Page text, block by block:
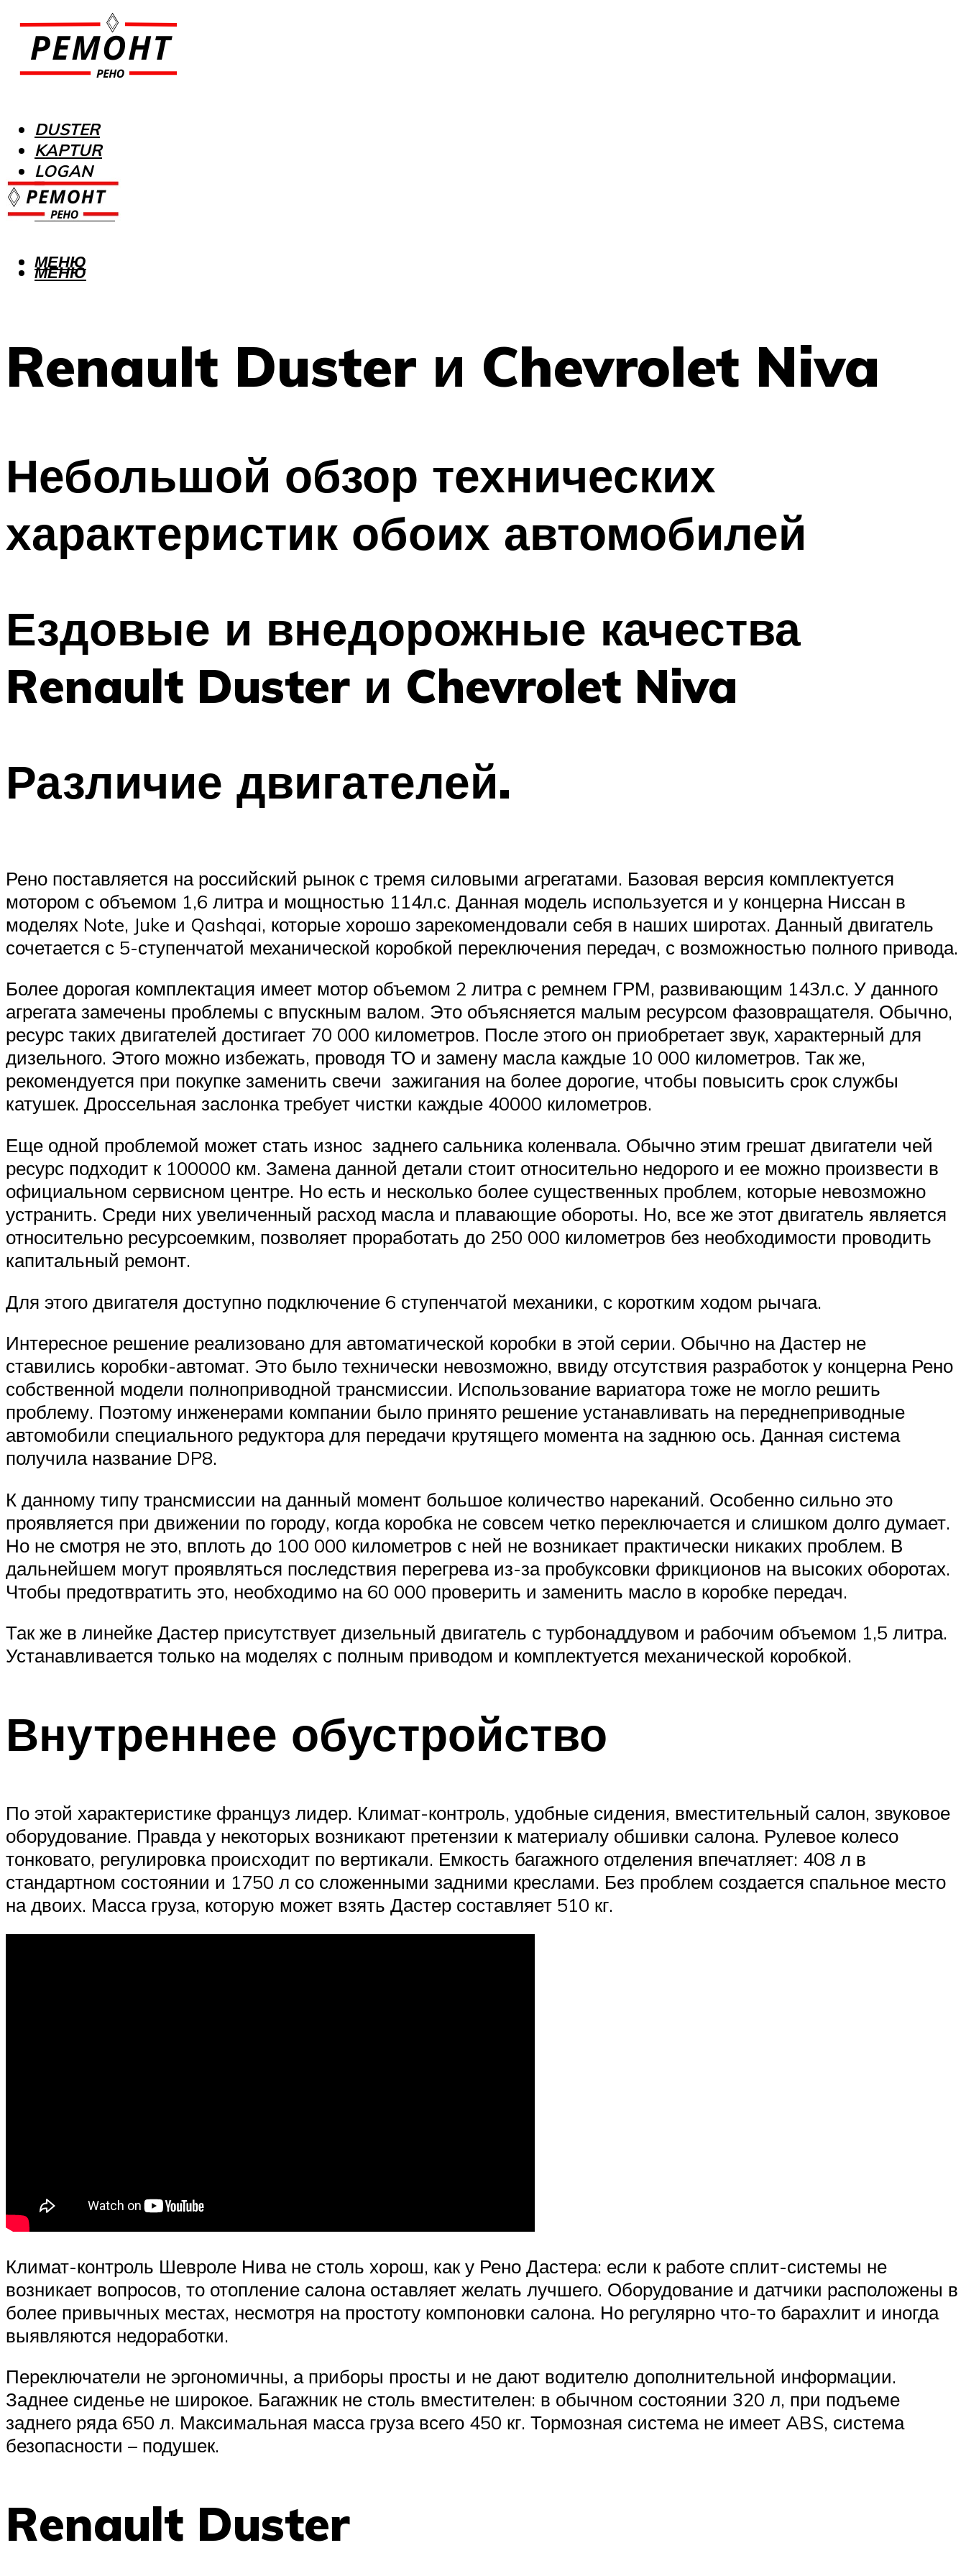
DUSTER
KAPTUR
LOGAN
MEGANE
SANDERO
МЕНЮ
МЕНЮ
Renault Duster и Chevrolet Niva
Небольшой обзор технических
характеристик обоих автомобилей
Ездовые и внедорожные качества
Renault Duster и Chevrolet Niva
Различие двигателей.
Рено поставляется на российский рынок с тремя силовыми агрегатами. Базовая версия комплектуется
мотором с объемом 1,6 литра и мощностью 114л.с. Данная модель используется и у концерна Ниссан в
моделях Note, Juke и Qashqai, которые хорошо зарекомендовали себя в наших широтах. Данный двигатель
сочетается с 5-ступенчатой механической коробкой переключения передач, с возможностью полного привода.
Более дорогая комплектация имеет мотор объемом 2 литра с ремнем ГРМ, развивающим 143л.с. У данного
агрегата замечены проблемы с впускным валом. Это объясняется малым ресурсом фазовращателя. Обычно,
ресурс таких двигателей достигает 70 000 километров. После этого он приобретает звук, характерный для
дизельного. Этого можно избежать, проводя ТО и замену масла каждые 10 000 километров. Так же,
рекомендуется при покупке заменить свечи зажигания на более дорогие, чтобы повысить срок службы
катушек. Дроссельная заслонка требует чистки каждые 40000 километров.
Еще одной проблемой может стать износ заднего сальника коленвала. Обычно этим грешат двигатели чей
ресурс подходит к 100000 км. Замена данной детали стоит относительно недорого и ее можно произвести в
официальном сервисном центре. Но есть и несколько более существенных проблем, которые невозможно
устранить. Среди них увеличенный расход масла и плавающие обороты. Но, все же этот двигатель является
относительно ресурсоемким, позволяет проработать до 250 000 километров без необходимости проводить
капитальный ремонт.
Для этого двигателя доступно подключение 6 ступенчатой механики, с коротким ходом рычага.
Интересное решение реализовано для автоматической коробки в этой серии. Обычно на Дастер не
ставились коробки-автомат. Это было технически невозможно, ввиду отсутствия разработок у концерна Рено
собственной модели полноприводной трансмиссии. Использование вариатора тоже не могло решить
проблему. Поэтому инженерами компании было принято решение устанавливать на переднеприводные
автомобили специального редуктора для передачи крутящего момента на заднюю ось. Данная система
получила название DP8.
К данному типу трансмиссии на данный момент большое количество нареканий. Особенно сильно это
проявляется при движении по городу, когда коробка не совсем четко переключается и слишком долго думает.
Но не смотря не это, вплоть до 100 000 километров с ней не возникает практически никаких проблем. В
дальнейшем могут проявляться последствия перегрева из-за пробуксовки фрикционов на высоких оборотах.
Чтобы предотвратить это, необходимо на 60 000 проверить и заменить масло в коробке передач.
Так же в линейке Дастер присутствует дизельный двигатель с турбонаддувом и рабочим объемом 1,5 литра.
Устанавливается только на моделях с полным приводом и комплектуется механической коробкой.
Внутреннее обустройство
По этой характеристике француз лидер. Климат-контроль, удобные сидения, вместительный салон, звуковое
оборудование. Правда у некоторых возникают претензии к материалу обшивки салона. Рулевое колесо
тонковато, регулировка происходит по вертикали. Емкость багажного отделения впечатляет: 408 л в
стандартном состоянии и 1750 л со сложенными задними креслами. Без проблем создается спальное место
на двоих. Масса груза, которую может взять Дастер составляет 510 кг.
Климат-контроль Шевроле Нива не столь хорош, как у Рено Дастера: если к работе сплит-системы не
возникает вопросов, то отопление салона оставляет желать лучшего. Оборудование и датчики расположены в
более привычных местах, несмотря на простоту компоновки салона. Но регулярно что-то барахлит и иногда
выявляются недоработки.
Переключатели не эргономичны, а приборы просты и не дают водителю дополнительной информации.
Заднее сиденье не широкое. Багажник не столь вместителен: в обычном состоянии 320 л, при подъеме
заднего ряда 650 л. Максимальная масса груза всего 450 кг. Тормозная система не имеет ABS, система
безопасности – подушек.
Renault Duster